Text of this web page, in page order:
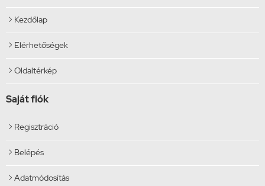
 Kezdőlap
 Elérhetőségek
 Oldaltérkép
Saját fiók
 Regisztráció
 Belépés
 Adatmódosítás